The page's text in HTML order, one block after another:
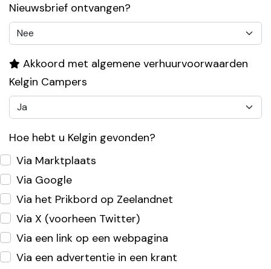
Nieuwsbrief ontvangen?
Kelgin Campers
Hoe hebt u Kelgin gevonden?
Via Marktplaats
Via Google
Via het Prikbord op Zeelandnet
Via X (voorheen Twitter)
Via een link op een webpagina
Via een advertentie in een krant